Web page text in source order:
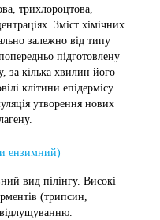
трихлороцтова,
Зміст хімічних
залежно від типу
підготовлену
за кілька хвилин його
клітини епідермісу
утворення нових
ензимний)
вид пілінгу. Високі
(трипсин,